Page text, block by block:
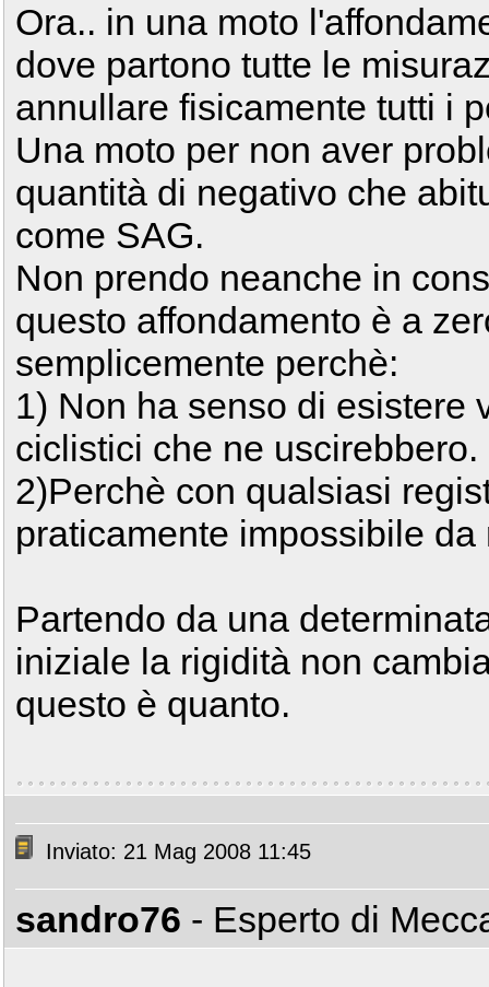
Ora.. in una moto
dove partono tutte le
annullare fisicamente tutti i
Una moto per non aver
quantità di negativo che
come SAG.
Non prendo neanche in
questo affondamento è a
semplicemente perchè:
1) Non ha senso di esistere
ciclistici che ne uscirebbero.
2)Perchè con qualsiasi
praticamente impossibile da
Partendo da una
iniziale la rigidità non
questo è quanto.
Inviato: 21 Mag 2008 11:45
sandro76 - Esperto di